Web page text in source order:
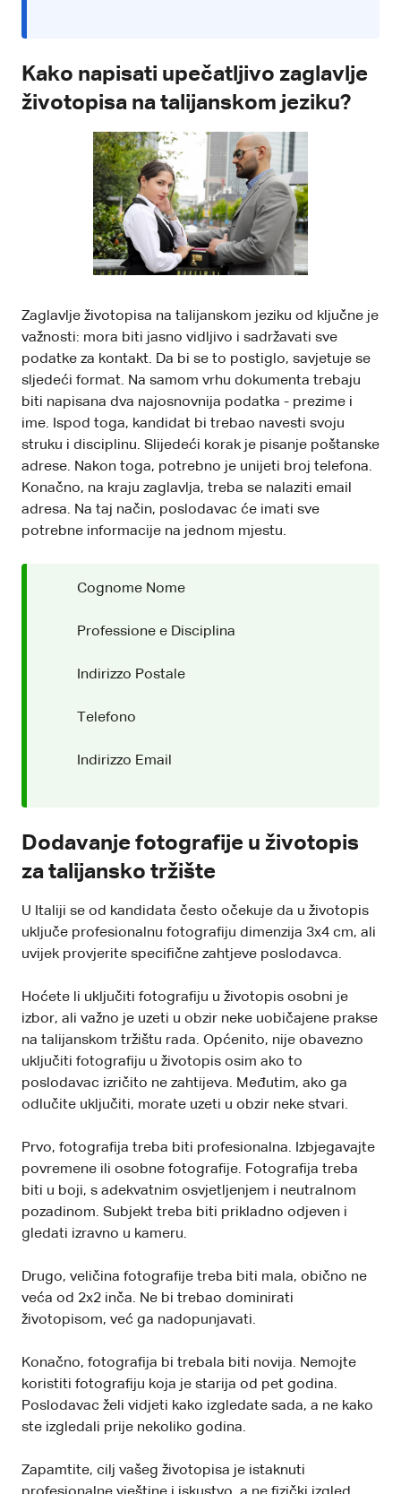
Kako napisati upečatljivo zaglavlje
životopisa na talijanskom jeziku?
Zaglavlje životopisa na talijanskom jeziku od ključne je
važnosti: mora biti jasno vidljivo i sadržavati sve
podatke za kontakt. Da bi se to postiglo, savjetuje se
sljedeći format. Na samom vrhu dokumenta trebaju
biti napisana dva najosnovnija podatka - prezime i
ime. Ispod toga, kandidat bi trebao navesti svoju
struku i disciplinu. Slijedeći korak je pisanje poštanske
adrese. Nakon toga, potrebno je unijeti broj telefona.
Konačno, na kraju zaglavlja, treba se nalaziti email
adresa. Na taj način, poslodavac će imati sve
potrebne informacije na jednom mjestu.
Cognome Nome
Professione e Disciplina
Indirizzo Postale
Telefono
Indirizzo Email
Dodavanje fotografije u životopis
za talijansko tržište
U Italiji se od kandidata često očekuje da u životopis
uključe profesionalnu fotografiju dimenzija 3x4 cm, ali
uvijek provjerite specifične zahtjeve poslodavca.
Hoćete li uključiti fotografiju u životopis osobni je
izbor, ali važno je uzeti u obzir neke uobičajene prakse
na talijanskom tržištu rada. Općenito, nije obavezno
uključiti fotografiju u životopis osim ako to
poslodavac izričito ne zahtijeva. Međutim, ako ga
odlučite uključiti, morate uzeti u obzir neke stvari.
Prvo, fotografija treba biti profesionalna. Izbjegavajte
povremene ili osobne fotografije. Fotografija treba
biti u boji, s adekvatnim osvjetljenjem i neutralnom
pozadinom. Subjekt treba biti prikladno odjeven i
gledati izravno u kameru.
Drugo, veličina fotografije treba biti mala, obično ne
veća od 2x2 inča. Ne bi trebao dominirati
životopisom, već ga nadopunjavati.
Konačno, fotografija bi trebala biti novija. Nemojte
koristiti fotografiju koja je starija od pet godina.
Poslodavac želi vidjeti kako izgledate sada, a ne kako
ste izgledali prije nekoliko godina.
Zapamtite, cilj vašeg životopisa je istaknuti